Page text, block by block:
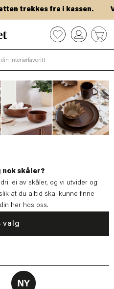
trekkes fra i kassen. VIP-
0
nok skåler?
lei av skåler, og vi utvider og
at du alltid skal kunne finne
her hos oss.
valg